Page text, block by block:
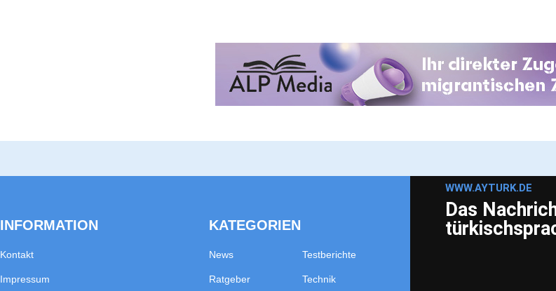
INFORMATION
Kontakt
Impressum
KATEGORIEN
News Testberichte
Ratgeber Technik
WWW.AYTURK.DE
Das